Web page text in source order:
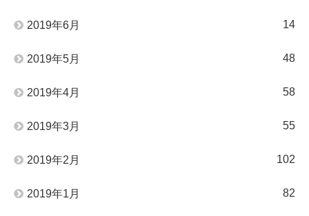
2019年6月 14
2019年5月 48
2019年4月 58
2019年3月 55
2019年2月 102
2019年1月 82